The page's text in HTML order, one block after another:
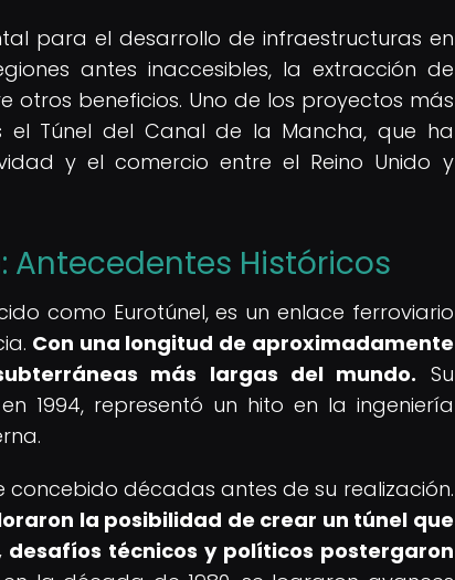
para el desarrollo de infraestructuras en
antes inaccesibles, la extracción de
otros beneficios. Uno de los proyectos más
Túnel del Canal de la Mancha, que ha
y el comercio entre el Reino Unido y
Antecedentes Históricos
como Eurotúnel, es un enlace ferroviario
Con una longitud de aproximadamente
más largas del mundo. Su
1994, representó un hito en la ingeniería
décadas antes de su realización.
la posibilidad de crear un túnel que
técnicos y políticos postergaron